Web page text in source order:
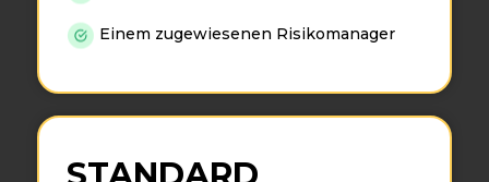
Einem zugewiesenen Risikomanager